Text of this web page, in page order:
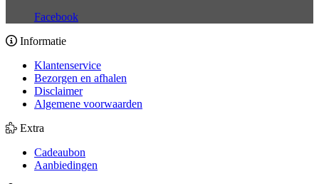
Facebook
Informatie
Klantenservice
Bezorgen en afhalen
Disclaimer
Algemene voorwaarden
Extra
Cadeaubon
Aanbiedingen